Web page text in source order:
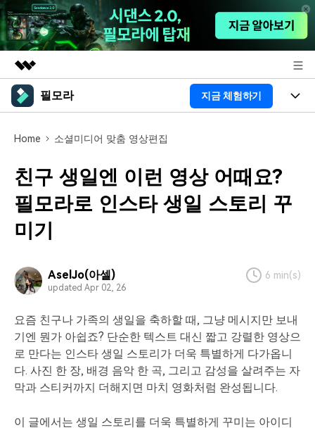
주요 제품
유틸리티
솔루션
회사 소개
뉴스룸
플랜 및 가격
도움말 센터
필모라 지금 체험하기
기능
AI
AI 기능 HOT
AI 꿀팁
영상 편집 자료실
동영상 편집하기
도움말 센터
고객 지원
핫한 콘텐츠
필모라 정보
기타 콘텐츠
가격 로그인
검색
Home 소셜미디어 맞춤 영상편집
친구 생일엔 이런 영상 어때요?
필모라로 인스타 생일 스토리 꾸
미기
AselJo(아셀)
updated Apr 02, 26
6 min(s)
요즘 친구나 가족의 생일을 축하할 때, 그냥 메시지만 보내
기엔 뭔가 아쉽죠? 단순한 텍스트 대신 짧고 강렬한 영상으
로 만다는 인스타 생일 스토리가 더욱 특별하게 다가옵니
다. 사진 한 장, 배경 음악 한 곡, 그리고 감성을 살려주는 자
막과 스티커까지 더해지면 마치 영화처럼 완성됩니다.
이 글에서는 생일 스토리를 더욱 특별하게 꾸미는 아이디